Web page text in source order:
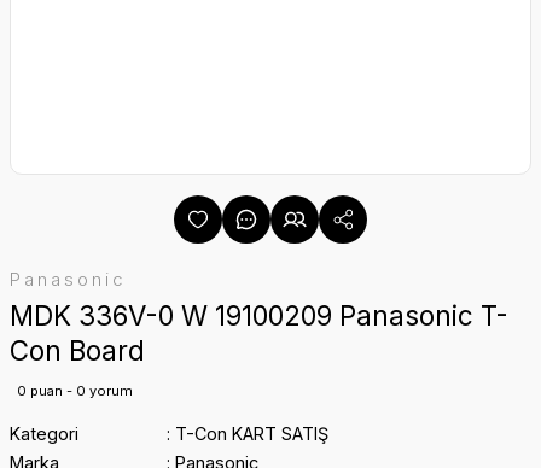
Panasonic
MDK 336V-0 W 19100209 Panasonic T-
Con Board
0 puan - 0 yorum
Kategori
T-Con KART SATIŞ
Marka
Panasonic